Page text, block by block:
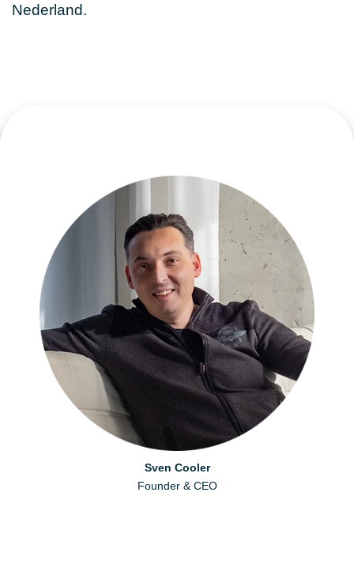
Nederland.
Sven Cooler
Founder & CEO
Helen Berger
Creative Producer
Daniël Visscher
Art Director